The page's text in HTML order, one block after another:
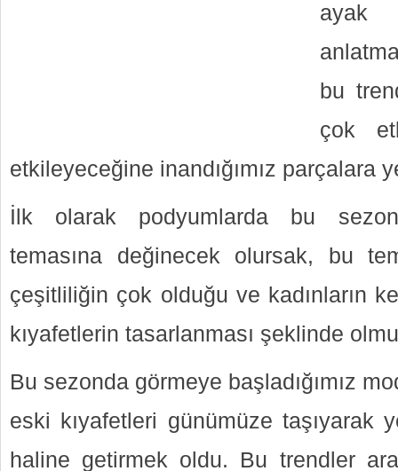
ayak
bu
çok
etkileyeceğine inandığımız parçalara
İlk olarak podyumlarda bu
temasına değinecek olursak, bu
çeşitliliğin çok olduğu ve kadınların
kıyafetlerin tasarlanması şeklinde
Bu sezonda görmeye başladığımız
eski kıyafetleri günümüze taşıyarak
haline getirmek oldu. Bu trendler